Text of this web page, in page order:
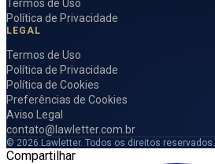
Termos de Uso
Política de Privacidade
LEGAL
Termos de Uso
Política de Privacidade
Política de Cookies
Preferências de Cookies
Aviso Legal
contato@lawletter.com.br
© 2026 Lawletter. Todos os direitos reservados.
Compartilhar